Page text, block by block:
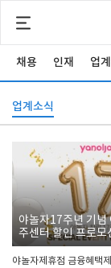
채용 인재 업
업계소식
야놀자17주년 기념
주센터 할인 프로모
야놀자제휴점 금융혜택